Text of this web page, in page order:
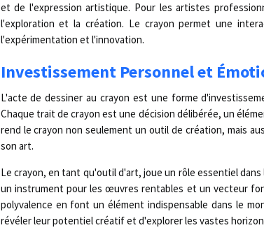
et de l'expression artistique. Pour les artistes
l'exploration et la création. Le crayon permet une
l'expérimentation et l'innovation.
Investissement Personnel et
L'acte de dessiner au crayon est une forme
Chaque trait de crayon est une décision délibérée, un
rend le crayon non seulement un outil de création, mais
son art.
Le crayon, en tant qu'outil d'art, joue un rôle essentiel
un instrument pour les œuvres rentables et un vecteur
polyvalence en font un élément indispensable dans le
révéler leur potentiel créatif et d'explorer les vastes